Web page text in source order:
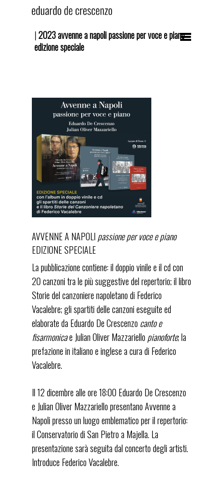
|2023 avvenne a napoli passione per voce e piano
edizione speciale
AVVENNE A NAPOLI passione per voce e piano
EDIZIONE SPECIALE
La pubblicazione contiene: il doppio vinile e il cd con
20 canzoni tra le più suggestive del repertorio; il libro
Storie del canzoniere napoletano di Federico
Vacalebre; gli spartiti delle canzoni eseguite ed
elaborate da Eduardo De Crescenzo canto e
fisarmonicae Julian Oliver Mazzariello pianoforte; la
prefazione in italiano e inglese a cura di Federico
Vacalebre.
Il 12 dicembre alle ore 18:00 Eduardo De Crescenzo
e Julian Oliver Mazzariello presentano Avvenne a
Napoli presso un luogo emblematico per il repertorio:
il Conservatorio di San Pietro a Majella. La
presentazione sarà seguita dal concerto degli artisti.
Introduce Federico Vacalebre.